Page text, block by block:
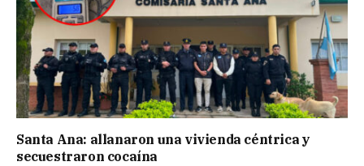
Santa Ana: allanaron una vivienda céntrica y
secuestraron cocaína